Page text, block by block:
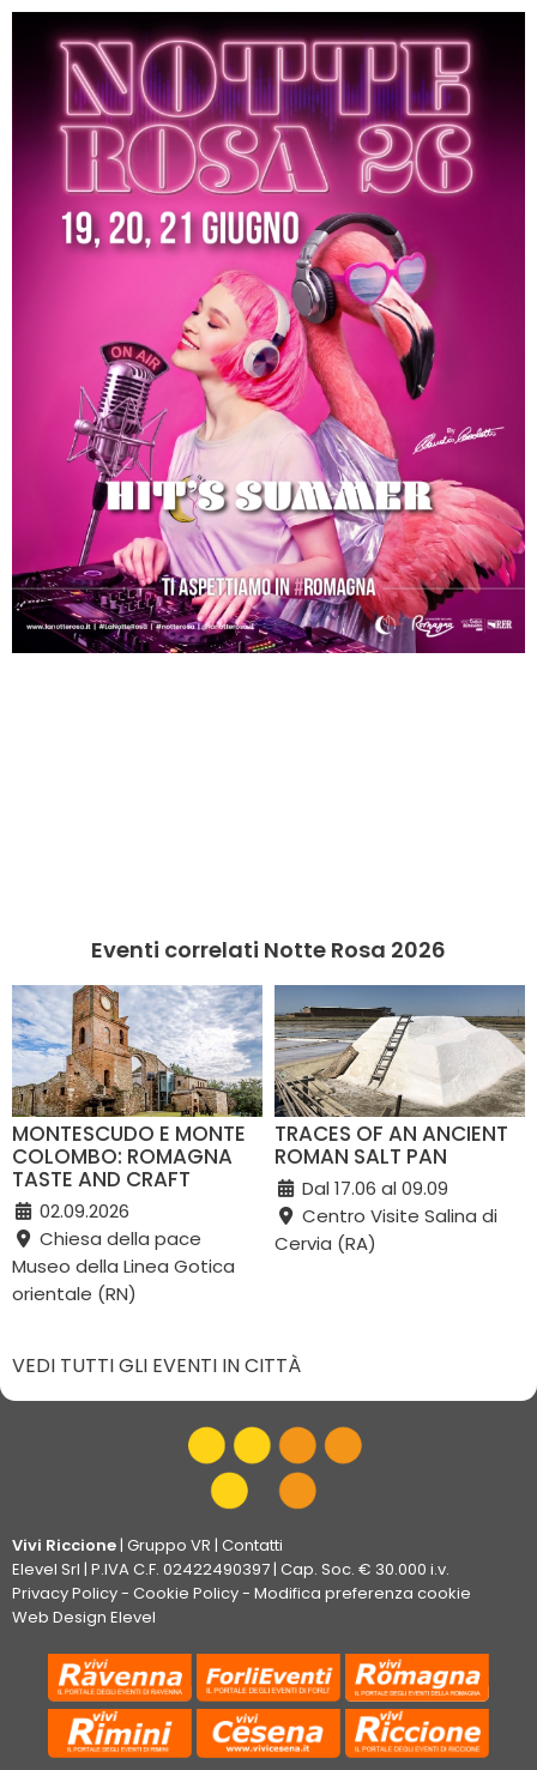
Eventi correlati Notte Rosa 2026
MONTESCUDO E MONTE
COLOMBO: ROMAGNA
TASTE AND CRAFT
02.09.2026
Chiesa della pace
Museo della Linea Gotica
orientale (RN)
TRACES OF AN ANCIENT
ROMAN SALT PAN
Dal 17.06 al 09.09
Centro Visite Salina di
Cervia (RA)
VEDI TUTTI GLI EVENTI IN CITTÀ
Vivi Riccione| Gruppo VR | Contatti
Elevel Srl | P.IVA C.F. 02422490397 | Cap. Soc. € 30.000 i.v.
Privacy Policy- Cookie Policy- Modifica preferenza cookie
Web Design Elevel